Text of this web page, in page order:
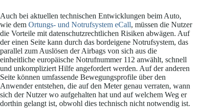
Auch bei aktuellen technischen Entwicklungen beim Auto,
wie dem Ortungs- und Notrufsystem eCall, müssen die Nutzer
die Vorteile mit datenschutzrechtlichen Risiken abwägen. Auf
der einen Seite kann durch das bordeigene Notrufsystem, das
parallel zum Auslösen der Airbags von sich aus die
einheitliche europäische Notrufnummer 112 anwählt, schnell
und unkompliziert Hilfe angefordert werden. Auf der anderen
Seite können umfassende Bewegungsprofile über den
Anwender entstehen, die auf den Meter genau verraten, wann
sich der Nutzer wo aufgehalten hat und auf welchem Weg er
dorthin gelangt ist, obwohl dies technisch nicht notwendig ist.